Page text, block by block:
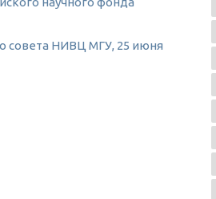
совета НИВЦ МГУ, 25 июня